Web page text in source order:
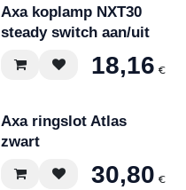
Axa koplamp NXT30
steady switch aan/uit
18,16 €
Axa ringslot Atlas
zwart
30,80 €